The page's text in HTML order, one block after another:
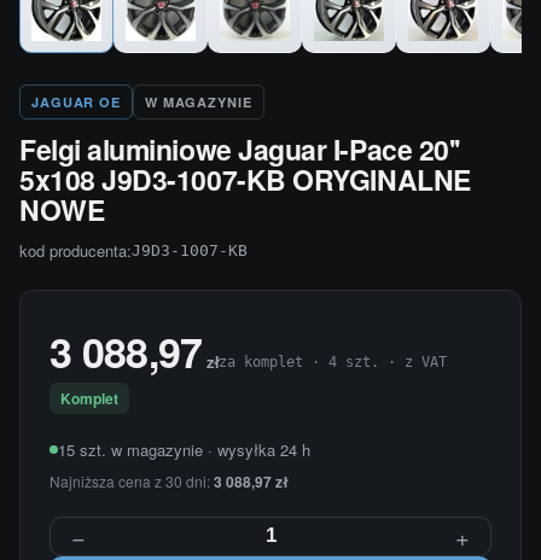
JAGUAR OE W MAGAZYNIE
Felgi aluminiowe Jaguar I-Pace 20''
5x108 J9D3-1007-KB ORYGINALNE
NOWE
kod producenta:J9D3-1007-KB
3 088,97 złza komplet · 4 szt. · z VAT
Komplet
15 szt. w magazynie · wysyłka 24 h
Najniższa cena z 30 dni:3 088,97 zł
− +